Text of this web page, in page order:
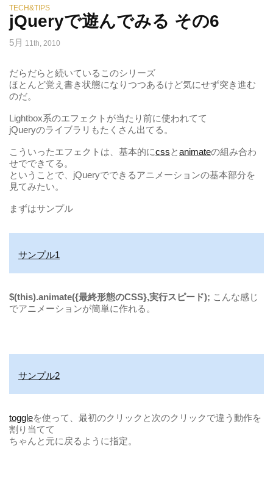
TECH&TIPS
jQueryで遊んでみる その6
5月 11th, 2010
だらだらと続いているこのシリーズ
ほとんど覚え書き状態になりつつあるけど気にせず突き進む
のだ。
Lightbox系のエフェクトが当たり前に使われてて
jQueryのライブラリもたくさん出てる。
こういったエフェクトは、基本的にcssとanimateの組み合わ
せでできてる。
ということで、jQueryでできるアニメーションの基本部分を
見てみたい。
まずはサンプル
サンプル1
$(this).animate({最終形態のCSS},実行スピード); こんな感じ
でアニメーションが簡単に作れる。
サンプル2
toggleを使って、最初のクリックと次のクリックで違う動作を
割り当てて
ちゃんと元に戻るように指定。